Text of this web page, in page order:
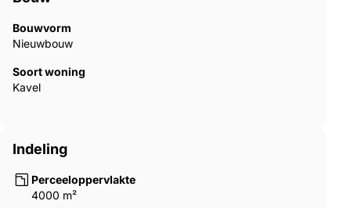
Bouwvorm
Nieuwbouw
Soort woning
Kavel
Indeling
Perceeloppervlakte
4000 m²